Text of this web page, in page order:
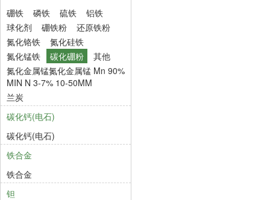
硼铁
磷铁 硫铁
铝铁
球化剂
硼铁粉
还原铁粉
氮化铬铁
氮化硅铁
氮化锰铁
碳化硼粉
其他
氮化金属锰氮化金属锰 Mn 90%
MIN N 3-7% 10-50MM
兰炭
碳化钙(电石)
碳化钙(电石)
铁合金
铁合金
钽